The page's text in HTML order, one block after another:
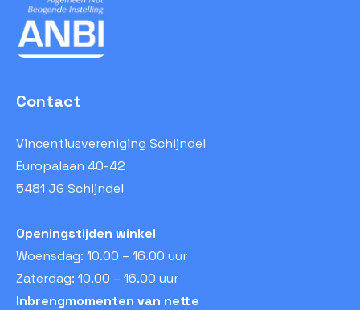
Contact
Vincentiusvereniging Schijndel
Europalaan 40-42
5481 JG Schijndel
Openingstijden winkel
Woensdag: 10.00 – 16.00 uur
Zaterdag: 10.00 – 16.00 uur
Inbrengmomenten van nette